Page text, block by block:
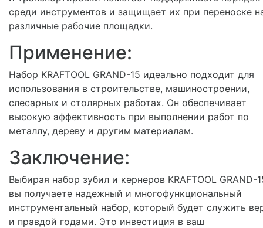
среди инструментов и защищает их при переноске
различные рабочие площадки.
Применение:
Набор KRAFTOOL GRAND-15 идеально подходит для
использования в строительстве, машиностроении,
слесарных и столярных работах. Он обеспечивает
высокую эффективность при выполнении работ по
металлу, дереву и другим материалам.
Заключение:
Выбирая набор зубил и кернеров KRAFTOOL GRAND-
вы получаете надежный и многофункциональный
инструментальный набор, который будет служить
и правдой годами. Это инвестиция в ваш